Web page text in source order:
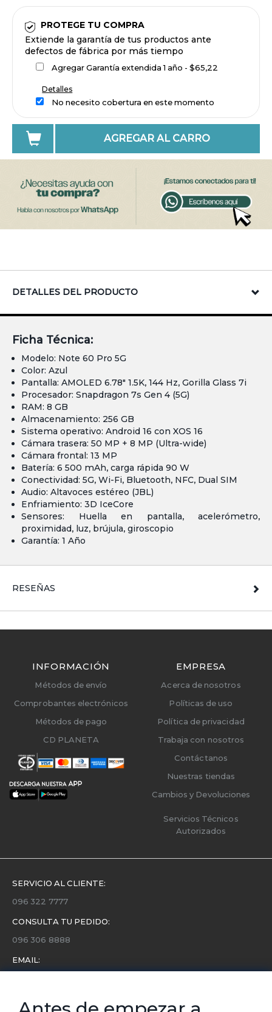
PROTEGE TU COMPRA
Extiende la garantía de tus productos ante
defectos de fábrica por más tiempo
Agregar Garantía extendida 1 año - $65,22
Detalles
No necesito cobertura en este momento
AGREGAR AL CARRO
DETALLES DEL PRODUCTO
Ficha Técnica:
Modelo: Note 60 Pro 5G
Color: Azul
Pantalla: AMOLED 6.78″ 1.5K, 144 Hz, Gorilla Glass 7i
Procesador: Snapdragon 7s Gen 4 (5G)
RAM: 8 GB
Almacenamiento: 256 GB
Sistema operativo: Android 16 con XOS 16
Cámara trasera: 50 MP + 8 MP (Ultra-wide)
Cámara frontal: 13 MP
Batería: 6 500 mAh, carga rápida 90 W
Conectividad: 5G, Wi-Fi, Bluetooth, NFC, Dual SIM
Audio: Altavoces estéreo (JBL)
Enfriamiento: 3D IceCore
Sensores: Huella en pantalla, acelerómetro,
proximidad, luz, brújula, giroscopio
Garantía: 1 Año
RESEÑAS
INFORMACIÓN
Métodos de envío
Comprobantes electrónicos
Métodos de pago
CD PLANETA
EMPRESA
Acerca de nosotros
Políticas de uso
Política de privacidad
Trabaja con nosotros
Contáctanos
Nuestras tiendas
Cambios y Devoluciones
Servicios Técnicos
Autorizados
SERVICIO AL CLIENTE:
096 322 7777
CONSULTA TU PEDIDO:
096 306 8888
EMAIL: